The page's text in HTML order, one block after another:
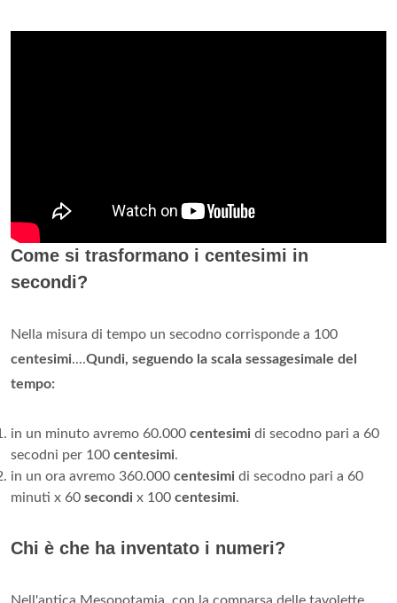
Come si trasformano i centesimi in
secondi?
Nella misura di tempo un secodno corrisponde a 100
centesimi....Qundi, seguendo la scala sessagesimale del
tempo:
in un minuto avremo 60.000 centesimi di secodno pari a 60
secodni per 100 centesimi.
in un ora avremo 360.000 centesimi di secodno pari a 60
minuti x 60 secondi x 100 centesimi.
Chi è che ha inventato i numeri?